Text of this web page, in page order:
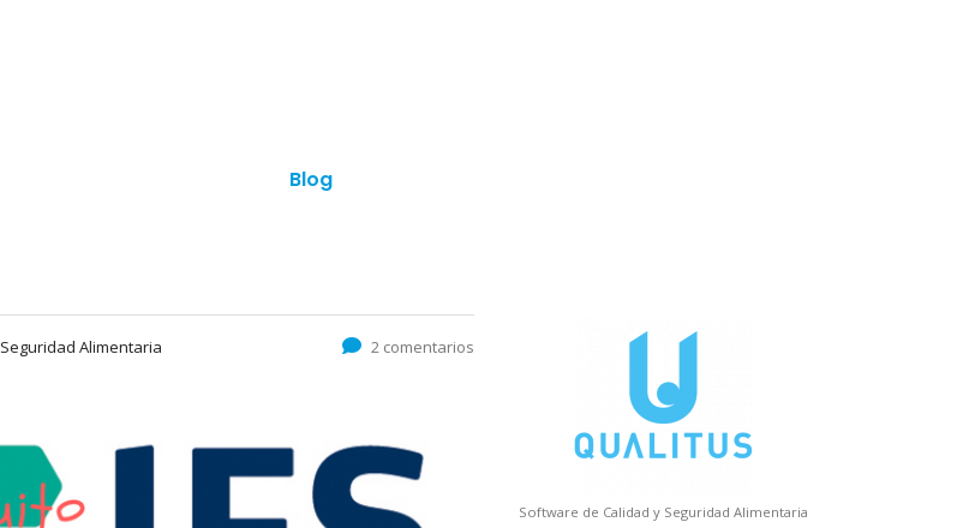
Blog
Seguridad Alimentaria 2 comentarios
Software de Calidad y Seguridad Alimentaria